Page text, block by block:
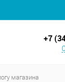
+7